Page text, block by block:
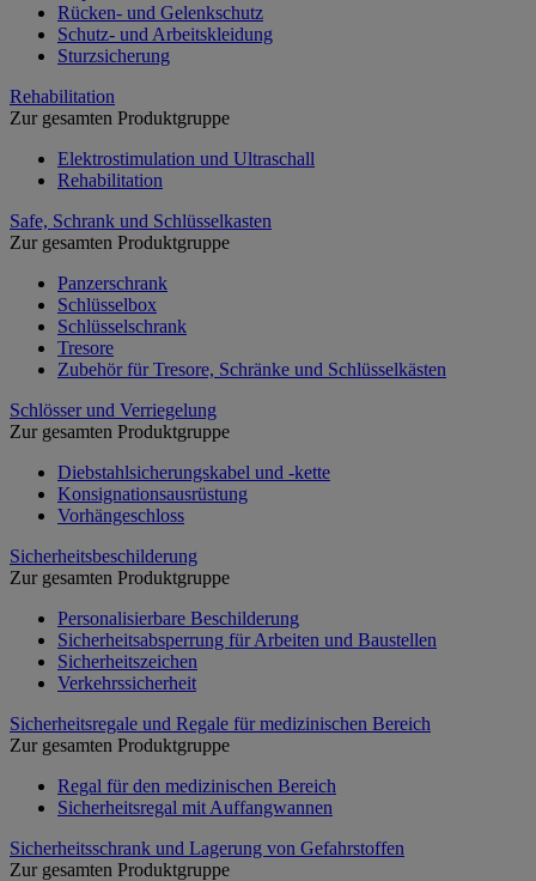
Rücken- und Gelenkschutz
Schutz- und Arbeitskleidung
Sturzsicherung
Rehabilitation
Zur gesamten Produktgruppe
Elektrostimulation und Ultraschall
Rehabilitation
Safe, Schrank und Schlüsselkasten
Zur gesamten Produktgruppe
Panzerschrank
Schlüsselbox
Schlüsselschrank
Tresore
Zubehör für Tresore, Schränke und Schlüsselkästen
Schlösser und Verriegelung
Zur gesamten Produktgruppe
Diebstahlsicherungskabel und -kette
Konsignationsausrüstung
Vorhängeschloss
Sicherheitsbeschilderung
Zur gesamten Produktgruppe
Personalisierbare Beschilderung
Sicherheitsabsperrung für Arbeiten und Baustellen
Sicherheitszeichen
Verkehrssicherheit
Sicherheitsregale und Regale für medizinischen Bereich
Zur gesamten Produktgruppe
Regal für den medizinischen Bereich
Sicherheitsregal mit Auffangwannen
Sicherheitsschrank und Lagerung von Gefahrstoffen
Zur gesamten Produktgruppe